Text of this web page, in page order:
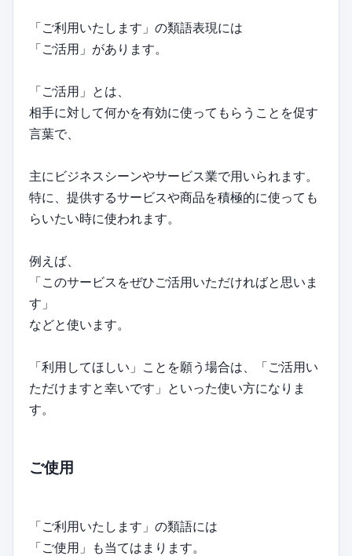
「ご利用いたします」の類語表現には
「ご活用」があります。
「ご活用」とは、
相手に対して何かを有効に使ってもらうことを促す
言葉で、
主にビジネスシーンやサービス業で用いられます。
特に、提供するサービスや商品を積極的に使っても
らいたい時に使われます。
例えば、
「このサービスをぜひご活用いただければと思いま
す」
などと使います。
「利用してほしい」ことを願う場合は、「ご活用い
ただけますと幸いです」といった使い方になりま
す。
ご使用
「ご利用いたします」の類語には
「ご使用」も当てはまります。